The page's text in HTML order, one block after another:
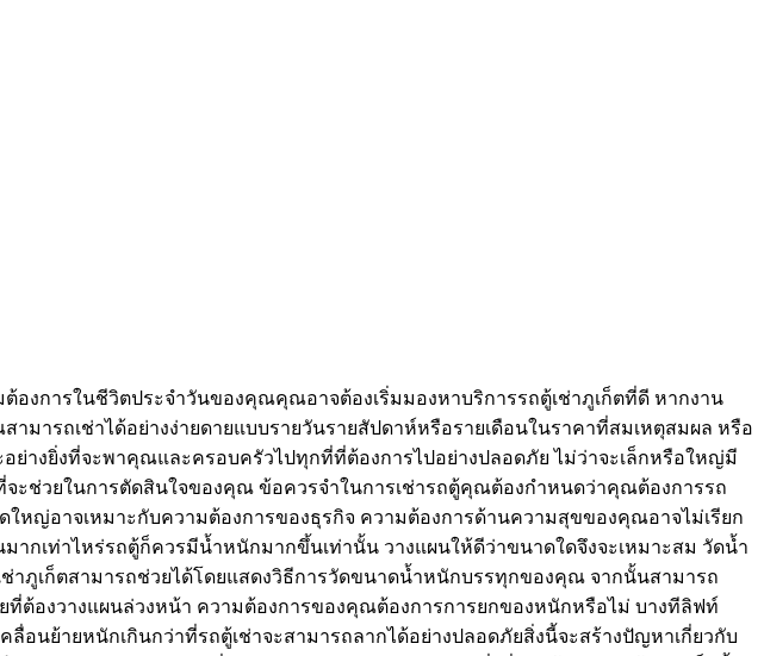
การในชีวิตประจำวันของคุณคุณอาจต้องเริ่มมองหาบริการรถตู้เช่าภูเก็ตที่ดี หากงาน
มารถเช่าได้อย่างง่ายดายแบบรายวันรายสัปดาห์หรือรายเดือนในราคาที่สมเหตุสมผล หรือ
างยิ่งที่จะพาคุณและครอบครัวไปทุกที่ที่ต้องการไปอย่างปลอดภัย ไม่ว่าจะเล็กหรือใหญ่มี
ะช่วยในการตัดสินใจของคุณ ข้อควรจำในการเช่ารถตู้คุณต้องกำหนดว่าคุณต้องการรถ
ญ่อาจเหมาะกับความต้องการของธุรกิจ ความต้องการด้านความสุขของคุณอาจไม่เรียก
กเท่าไหร่รถตู้ก็ควรมีน้ำหนักมากขึ้นเท่านั้น วางแผนให้ดีว่าขนาดใดจึงจะเหมาะสม วัดน้ำ
ภูเก็ตสามารถช่วยได้โดยแสดงวิธีการวัดขนาดน้ำหนักบรรทุกของคุณ จากนั้นสามารถ
องวางแผนล่วงหน้า ความต้องการของคุณต้องการการยกของหนักหรือไม่ บางทีลิฟท์
นย้ายหนักเกินกว่าที่รถตู้เช่าจะสามารถลากได้อย่างปลอดภัยสิ่งนี้จะสร้างปัญหาเกี่ยวกับ